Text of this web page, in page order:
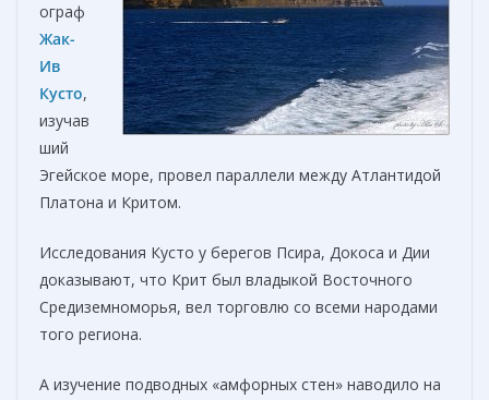
ограф
Жак-
Ив
Кусто,
изучав
ший
Эгейское море, провел параллели между Атлантидой
Платона и Критом.
Исследования Кусто у берегов Псира, Докоса и Дии
доказывают, что Крит был владыкой Восточного
Средиземноморья, вел торговлю со всеми народами
того региона.
А изучение подводных «амфорных стен» наводило на